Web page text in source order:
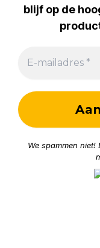
blijf op de
We spammen niet!